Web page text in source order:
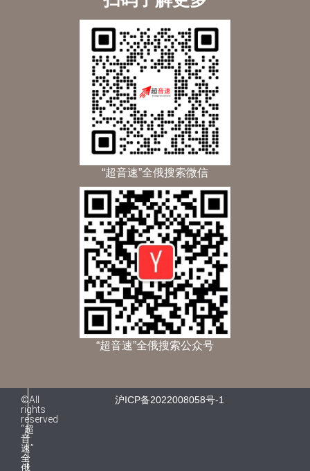
“超音速”全俄搜索微信
“超音速”全俄搜索公众号
©All
rights
reserved
“超
音
速”
全
俄
沪ICP备2022008058号-1